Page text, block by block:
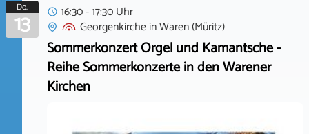
Do.
13
16:30 - 17:30 Uhr
GeorgenkircheinWaren (Müritz)
Sommerkonzert Orgel und Kamantsche -
Reihe Sommerkonzerte in den Warener
Kirchen